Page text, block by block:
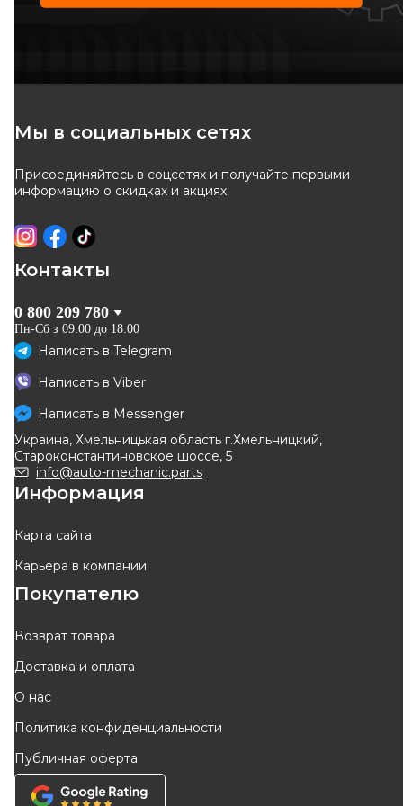
диска (R, правая) Renault
ОТСУТСТВУЕТ
(заднего) (R) Renault Megane
ОТСУТСТВУЕТ
NTY
Защита заднего тормозного
диска (R, правая) Renault
Megane II
Код: HTO-RE-005
ОТСУТСТВУЕТ
ожидаем поставку
KLOKKERHOLM
диска (R, правая) Renault
Мы в социальных сетях
Присоединяйтесь в соцсетях и получайте первыми
информацию о скидках и акциях
Контакты
0 800 209 780
Пн-Сб з 09:00 до 18:00
Написать в Telegram
Написать в Viber
Написать в Messenger
Украина, Хмельницькая область г.Хмельницкий,
Староконстантиновское шоссе, 5
info@auto-mechanic.parts
Информация
Карта сайта
Карьера в компании
Покупателю
Возврат товара
Доставка и оплата
О нас
Политика конфиденциальности
Публичная оферта